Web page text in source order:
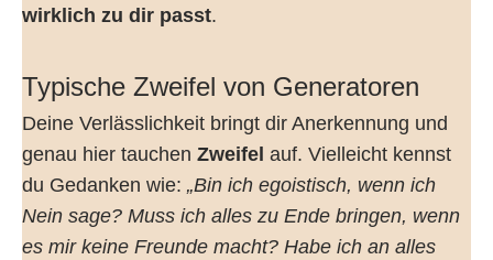
wirklich zu dir passt.
Typische Zweifel von Generatoren
Deine Verlässlichkeit bringt dir Anerkennung und
genau hier tauchen Zweifel auf. Vielleicht kennst
du Gedanken wie: „Bin ich egoistisch, wenn ich
Nein sage? Muss ich alles zu Ende bringen, wenn
es mir keine Freunde macht? Habe ich an alles